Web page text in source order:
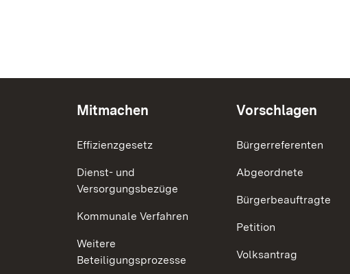
Mitmachen
Effizienzgesetz
Dienst- und
Versorgungsbezüge
Kommunale Verfahren
Weitere
Beteiligungsprozesse
Vorschlagen
Bürgerreferenten
Abgeordnete
Bürgerbeauftragte
Petition
Volksantrag